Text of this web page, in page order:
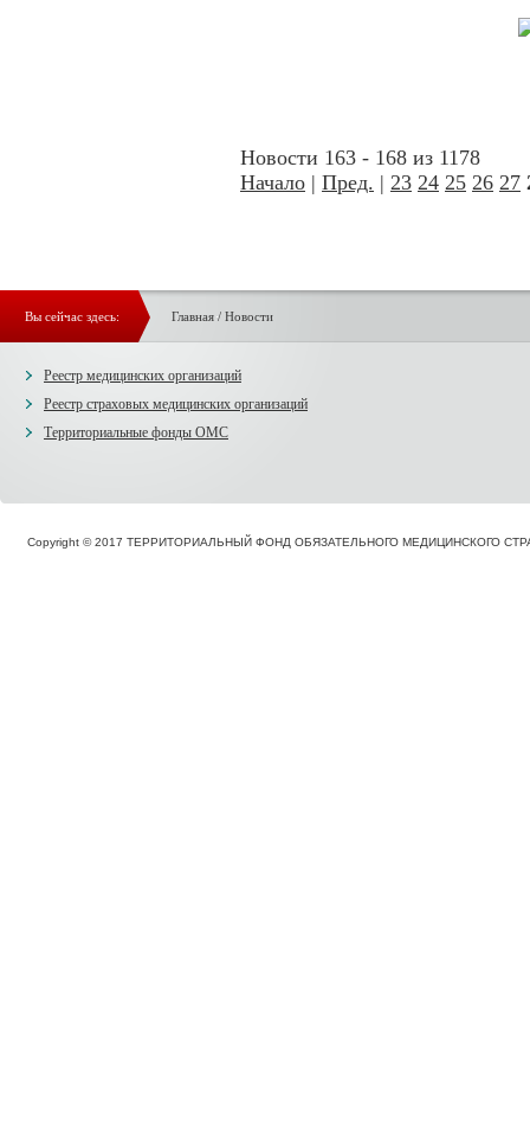
Новости 163 - 168 из 1178
Начало | Пред. | 23 24 25 26 27
Вы сейчас здесь: Главная/ Новости
Реестр медицинских организаций
Реестр страховых медицинских организаций
Территориальные фонды ОМС
Copyright © 2017 ТЕРРИТОРИАЛЬНЫЙ ФОНД ОБЯЗАТЕЛЬНОГО МЕДИЦИНСКОГО